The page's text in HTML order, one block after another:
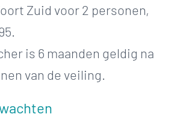
Zuid voor 2 personen,
is 6 maanden geldig na
van de veiling.